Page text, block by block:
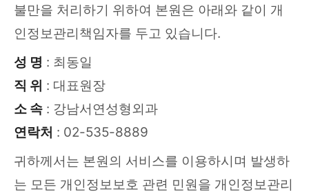
불만을 처리하기 위하여 본원은 아래와 같이 개
인정보관리책임자를 두고 있습니다.
성 명 : 최동일
직 위 : 대표원장
소 속 : 강남서연성형외과
연락처 : 02-535-8889
귀하께서는 본원의 서비스를 이용하시며 발생하
는 모든 개인정보보호 관련 민원을 개인정보관리